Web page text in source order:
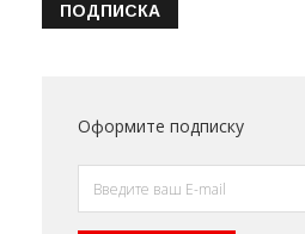
ПОДПИСКА
Оформите подписку